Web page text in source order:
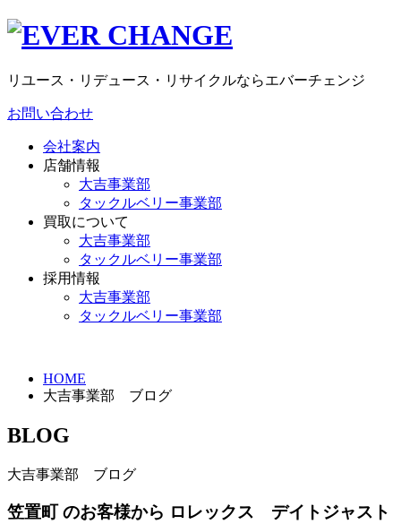
リユース・リデュース・リサイクルならエバーチェンジ
お問い合わせ
会社案内
店舗情報
大吉事業部
タックルベリー事業部
買取について
大吉事業部
タックルベリー事業部
採用情報
大吉事業部
タックルベリー事業部
HOME
大吉事業部 ブログ
BLOG
大吉事業部 ブログ
笠置町 のお客様から ロレックス デイトジャスト